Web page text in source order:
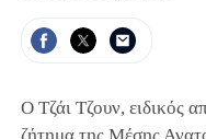
Ο Τζάι Τζουν, ειδικός